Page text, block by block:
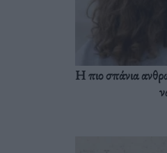
Η πιο σπάνια